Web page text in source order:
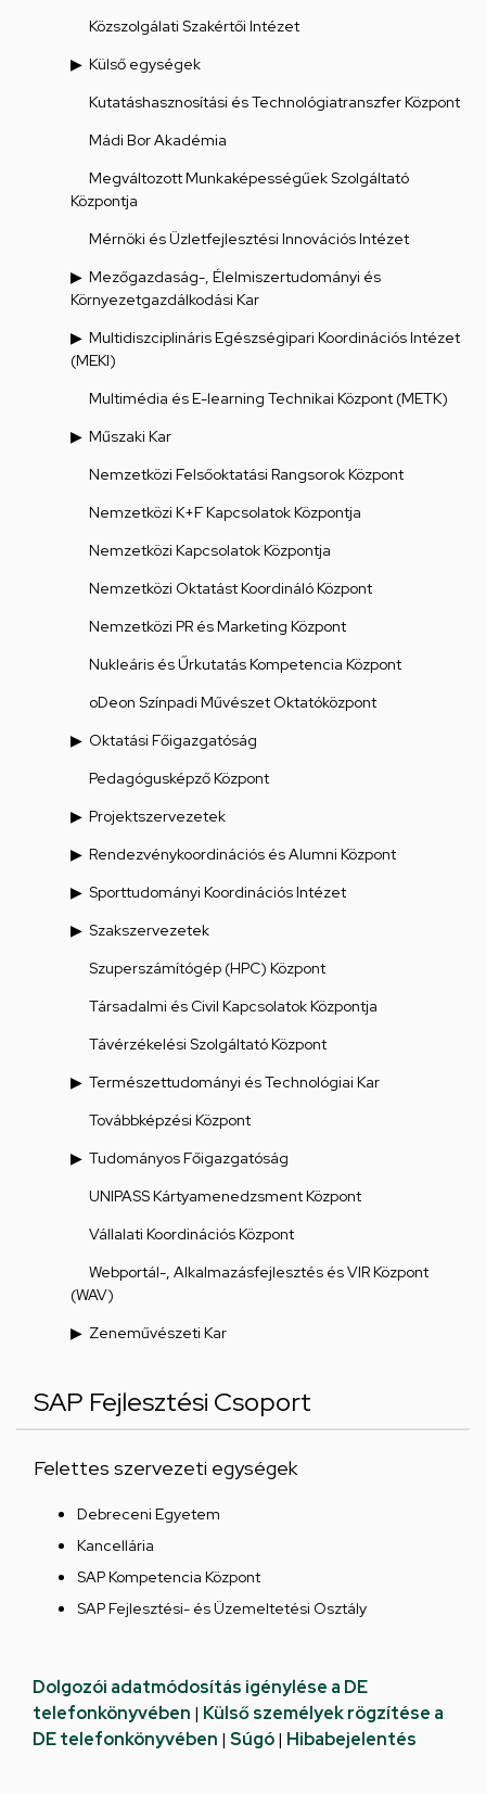
Közszolgálati Szakértői Intézet
Külső egységek
Kutatáshasznosítási és Technológiatranszfer Központ
Mádi Bor Akadémia
Megváltozott Munkaképességűek Szolgáltató
Központja
Mérnöki és Üzletfejlesztési Innovációs Intézet
Mezőgazdaság-, Élelmiszertudományi és
Környezetgazdálkodási Kar
Multidiszciplináris Egészségipari Koordinációs Intézet
(MEKI)
Multimédia és E-learning Technikai Központ (METK)
Műszaki Kar
Nemzetközi Felsőoktatási Rangsorok Központ
Nemzetközi K+F Kapcsolatok Központja
Nemzetközi Kapcsolatok Központja
Nemzetközi Oktatást Koordináló Központ
Nemzetközi PR és Marketing Központ
Nukleáris és Űrkutatás Kompetencia Központ
oDeon Színpadi Művészet Oktatóközpont
Oktatási Főigazgatóság
Pedagógusképző Központ
Projektszervezetek
Rendezvénykoordinációs és Alumni Központ
Sporttudományi Koordinációs Intézet
Szakszervezetek
Szuperszámítógép (HPC) Központ
Társadalmi és Civil Kapcsolatok Központja
Távérzékelési Szolgáltató Központ
Természettudományi és Technológiai Kar
Továbbképzési Központ
Tudományos Főigazgatóság
UNIPASS Kártyamenedzsment Központ
Vállalati Koordinációs Központ
Webportál-, Alkalmazásfejlesztés és VIR Központ
(WAV)
Zeneművészeti Kar
SAP Fejlesztési Csoport
Felettes szervezeti egységek
Debreceni Egyetem
Kancellária
SAP Kompetencia Központ
SAP Fejlesztési- és Üzemeltetési Osztály
Dolgozói adatmódosítás igénylése a DE
telefonkönyvében | Külső személyek rögzítése a
DE telefonkönyvében | Súgó| Hibabejelentés